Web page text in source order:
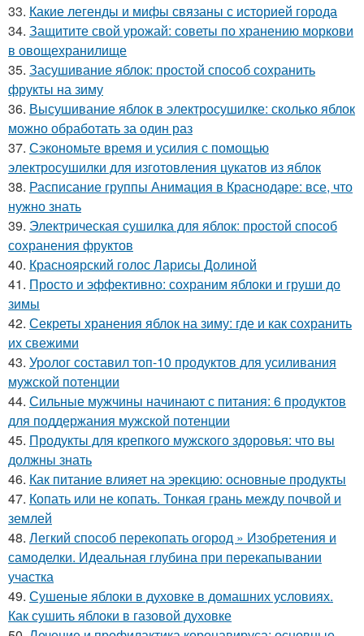
33. Какие легенды и мифы связаны с историей города
34. Защитите свой урожай: советы по хранению моркови
в овощехранилище
35. Засушивание яблок: простой способ сохранить
фрукты на зиму
36. Высушивание яблок в электросушилке: сколько яблок
можно обработать за один раз
37. Сэкономьте время и усилия с помощью
электросушилки для изготовления цукатов из яблок
38. Расписание группы Анимация в Краснодаре: все, что
нужно знать
39. Электрическая сушилка для яблок: простой способ
сохранения фруктов
40. Красноярский голос Ларисы Долиной
41. Просто и эффективно: сохраним яблоки и груши до
зимы
42. Секреты хранения яблок на зиму: где и как сохранить
их свежими
43. Уролог составил топ-10 продуктов для усиливания
мужской потенции
44. Сильные мужчины начинают с питания: 6 продуктов
для поддержания мужской потенции
45. Продукты для крепкого мужского здоровья: что вы
должны знать
46. Как питание влияет на эрекцию: основные продукты
47. Копать или не копать. Тонкая грань между почвой и
землей
48. Легкий способ перекопать огород » Изобретения и
самоделки. Идеальная глубина при перекапывании
участка
49. Сушеные яблоки в духовке в домашних условиях.
Как сушить яблоки в газовой духовке